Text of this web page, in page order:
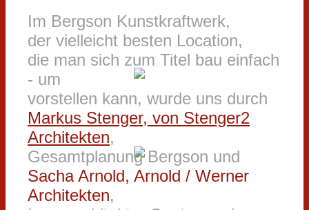
Im Bergson Kunstkraftwerk,
der vielleicht besten Location,
die man sich zum Titel bau einfach
- um
vorstellen kann, wurde uns durch
Markus Stenger, von Stenger2
Architekten,
Gesamtplanung Bergson und
Sacha Arnold, Arnold / Werner
Architekten,